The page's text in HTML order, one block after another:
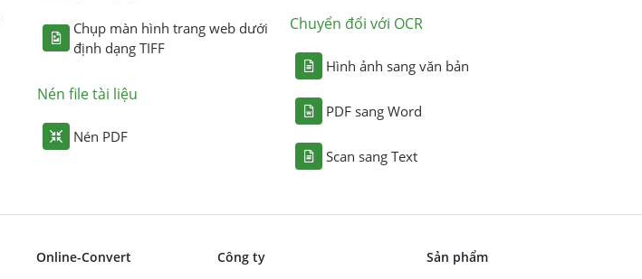
Chụp màn hình trang web dưới
định dạng TIFF
Nén file tài liệu
Nén PDF
Chuyển đổi với OCR
Hình ảnh sang văn bản
PDF sang Word
Scan sang Text
Online-Convert Công ty Sản phẩm